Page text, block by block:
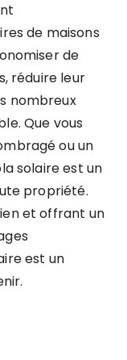
de maisons
de
réduire leur
nombreux
Que vous
ou un
solaire est un
propriété.
et offrant un
est un